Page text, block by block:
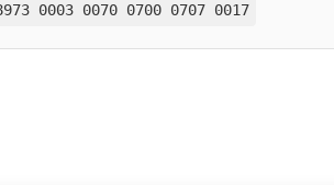
0003 0070 0700 0707 0017